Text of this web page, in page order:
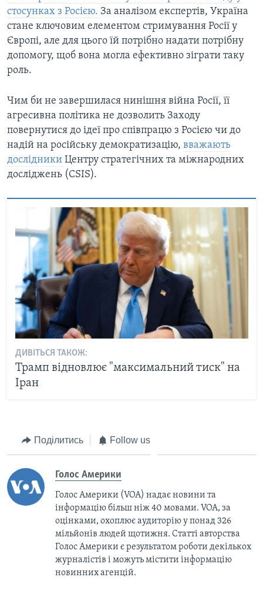
стосунках з Росією. За аналізом експертів, Україна
стане ключовим елементом стримування Росії у
Європі, але для цього їй потрібно надати потрібну
допомогу, щоб вона могла ефективно зіграти таку
роль.
Чим би не завершилася нинішня війна Росії, її
агресивна політика не дозволить Заходу
повернутися до ідеї про співпрацю з Росією чи до
надій на російську демократизацію, вважають
дослідники Центру стратегічних та міжнародних
досліджень (CSIS).
ДИВІТЬСЯ ТАКОЖ:
Трамп відновлює "максимальний тиск" на
Іран
Поділитись Follow us
Голос Америки
Голос Америки (VOA) надає новини та
інформацію більш ніж 40 мовами. VOA, за
оцінками, охоплює аудиторію у понад 326
мільйонів людей щотижня. Статті авторства
Голос Америки є результатом роботи декількох
журналістів і можуть містити інформацію
новинних агенцій.